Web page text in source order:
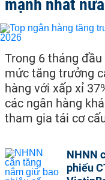
mạnh nhất
Trong 6 tháng
mức tăng trưởng
hàng với xấp xỉ
các ngân hàng
tham gia tái cơ
NHNN
phiếu